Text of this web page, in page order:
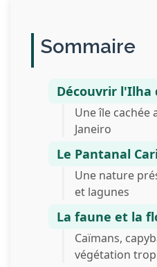
Sommaire
Découvrir l'Ilha
Une île cachée
Janeiro
Le Pantanal
Une nature
et lagunes
La faune et la
Caïmans,
végétation